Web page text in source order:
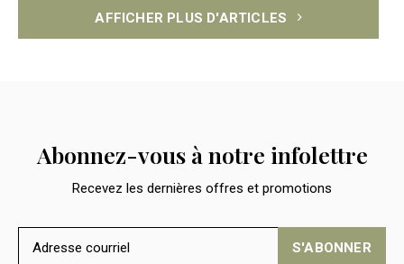
AFFICHER PLUS D'ARTICLES
Abonnez-vous à notre infolettre
Recevez les dernières offres et promotions
S'ABONNER